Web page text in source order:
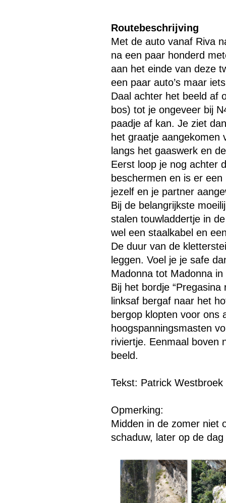
Routebeschrijving
Met de auto vanaf Riva
na een paar honderd
aan het einde van deze
een paar auto’s maar
Daal achter het beeld af
bos) tot je ongeveer bij
paadje af kan. Je ziet
het graatje aangekomen
langs het gaaswerk en
Eerst loop je nog achter
beschermen en is er
jezelf en je partner
Bij de belangrijkste
stalen touwladdertje in
wel een staalkabel en
De duur van de
leggen. Voel je je safe
Madonna tot Madonna
Bij het bordje
linksaf bergaf naar het
bergop klopten voor ons
hoogspanningsmasten
riviertje. Eenmaal boven
beeld.
Tekst: Patrick Westbroek
Opmerking:
Midden in de zomer niet
schaduw, later op de dag